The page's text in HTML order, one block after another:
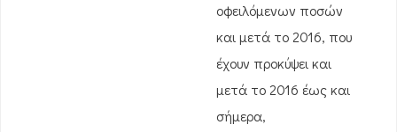
οφειλόμενων ποσών
και μετά το 2016, που
έχουν προκύψει και
μετά το 2016 έως και
σήμερα,